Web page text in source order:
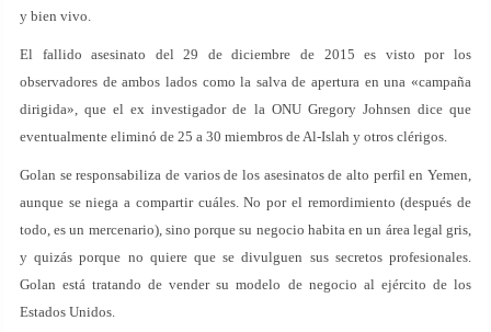
y bien vivo.
El fallido asesinato del 29 de diciembre de 2015 es visto por los
observadores de ambos lados como la salva de apertura en una «campaña
dirigida», que el ex investigador de la ONU Gregory Johnsen dice que
eventualmente eliminó de 25 a 30 miembros de Al-Islah y otros clérigos.
Golan se responsabiliza de varios de los asesinatos de alto perfil en Yemen,
aunque se niega a compartir cuáles. No por el remordimiento (después de
todo, es un mercenario), sino porque su negocio habita en un área legal gris,
y quizás porque no quiere que se divulguen sus secretos profesionales.
Golan está tratando de vender su modelo de negocio al ejército de los
Estados Unidos.